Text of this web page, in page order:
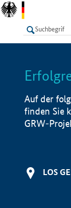
LISTE
Auf der
finden Sie
GRW-
LOS